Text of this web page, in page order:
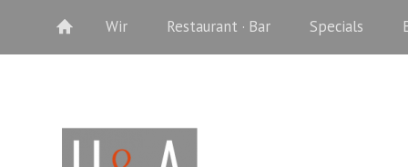
Wir Restaurant · Bar Specials